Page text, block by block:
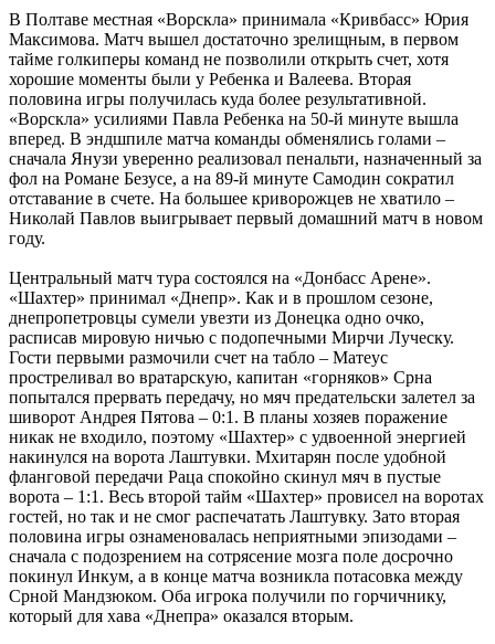
В Полтаве местная «Ворскла» принимала «Кривбасс» Юрия
Максимова. Матч вышел достаточно зрелищным, в первом
тайме голкиперы команд не позволили открыть счет, хотя
хорошие моменты были у Ребенка и Валеева. Вторая
половина игры получилась куда более результативной.
«Ворскла» усилиями Павла Ребенка на 50-й минуте вышла
вперед. В эндшпиле матча команды обменялись голами –
сначала Янузи уверенно реализовал пенальти, назначенный за
фол на Романе Безусе, а на 89-й минуте Самодин сократил
отставание в счете. На большее криворожцев не хватило –
Николай Павлов выигрывает первый домашний матч в новом
году.
Центральный матч тура состоялся на «Донбасс Арене».
«Шахтер» принимал «Днепр». Как и в прошлом сезоне,
днепропетровцы сумели увезти из Донецка одно очко,
расписав мировую ничью с подопечными Мирчи Луческу.
Гости первыми размочили счет на табло – Матеус
простреливал во вратарскую, капитан «горняков» Срна
попытался прервать передачу, но мяч предательски залетел за
шиворот Андрея Пятова – 0:1. В планы хозяев поражение
никак не входило, поэтому «Шахтер» с удвоенной энергией
накинулся на ворота Лаштувки. Мхитарян после удобной
фланговой передачи Раца спокойно скинул мяч в пустые
ворота – 1:1. Весь второй тайм «Шахтер» провисел на воротах
гостей, но так и не смог распечатать Лаштувку. Зато вторая
половина игры ознаменовалась неприятными эпизодами –
сначала с подозрением на сотрясение мозга поле досрочно
покинул Инкум, а в конце матча возникла потасовка между
Срной Мандзюком. Оба игрока получили по горчичнику,
который для хава «Днепра» оказался вторым.